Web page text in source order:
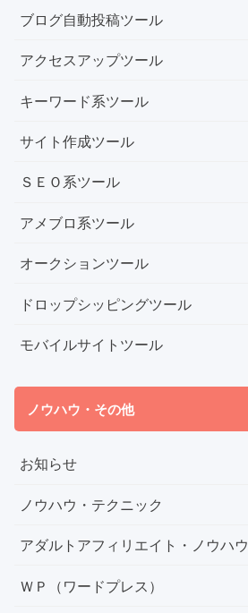
ブログ自動投稿ツール
アクセスアップツール
キーワード系ツール
サイト作成ツール
ＳＥＯ系ツール
アメブロ系ツール
オークションツール
ドロップシッピングツール
モバイルサイトツール
ノウハウ・その他
お知らせ
ノウハウ・テクニック
アダルトアフィリエイト・ノウハウ
ＷＰ（ワードプレス）